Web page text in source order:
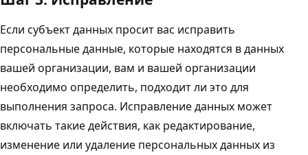
Если субъект данных просит вас исправить
персональные данные, которые находятся в данных
вашей организации, вам и вашей организации
необходимо определить, подходит ли это для
выполнения запроса. Исправление данных может
включать такие действия, как редактирование,
изменение или удаление персональных данных из